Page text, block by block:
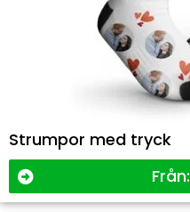
Strumpor med tryck
Från: